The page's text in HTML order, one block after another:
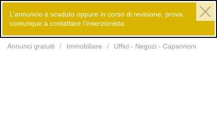
Annunci gratuiti Immobiliare Uffici - Negozi - Capannoni
L’annuncio è scaduto oppure in corso di revisione, prova
comunque a contattare l’inserzionista.